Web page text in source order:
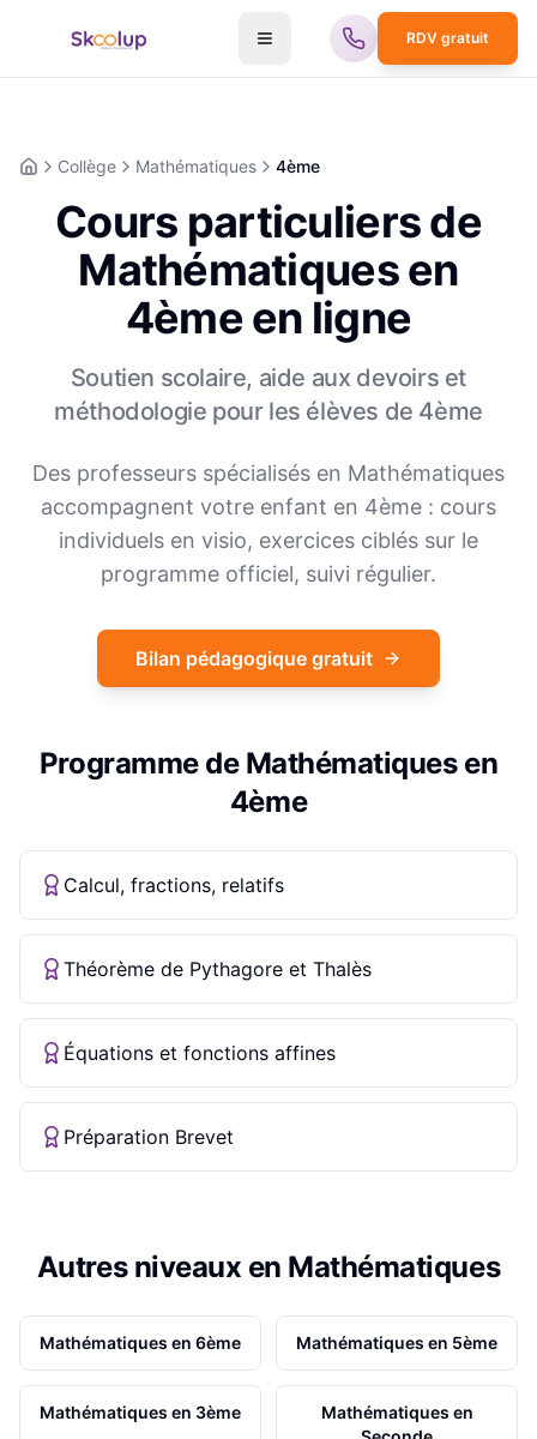
RDV gratuit
AccueilCollège Mathématiques 4ème
Cours particuliers de
Mathématiques en
4ème en ligne
Soutien scolaire, aide aux devoirs et
méthodologie pour les élèves de 4ème
Des professeurs spécialisés en Mathématiques
accompagnent votre enfant en 4ème : cours
individuels en visio, exercices ciblés sur le
programme officiel, suivi régulier.
Bilan pédagogique gratuit
Programme de Mathématiquesen
4ème
Calcul, fractions, relatifs
Théorème de Pythagore et Thalès
Équations et fonctions affines
Préparation Brevet
Autres niveaux en Mathématiques
Mathématiques en 6ème Mathématiques en 5ème
Mathématiques en 3ème Mathématiques en